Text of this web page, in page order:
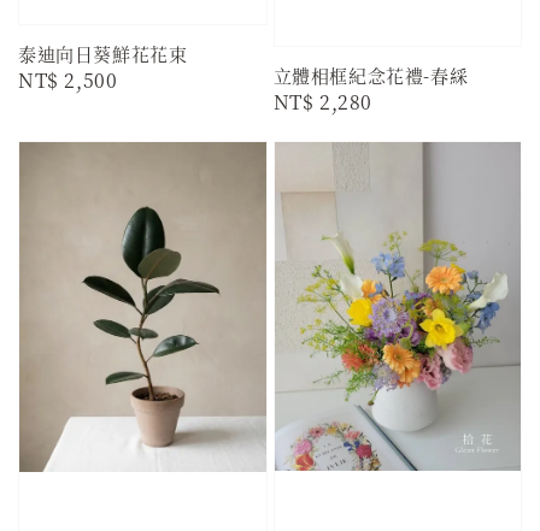
泰迪向日葵鮮花花束
Regular
NT$ 2,500 立體相框紀念花禮-春綵
Regular
NT$ 2,280